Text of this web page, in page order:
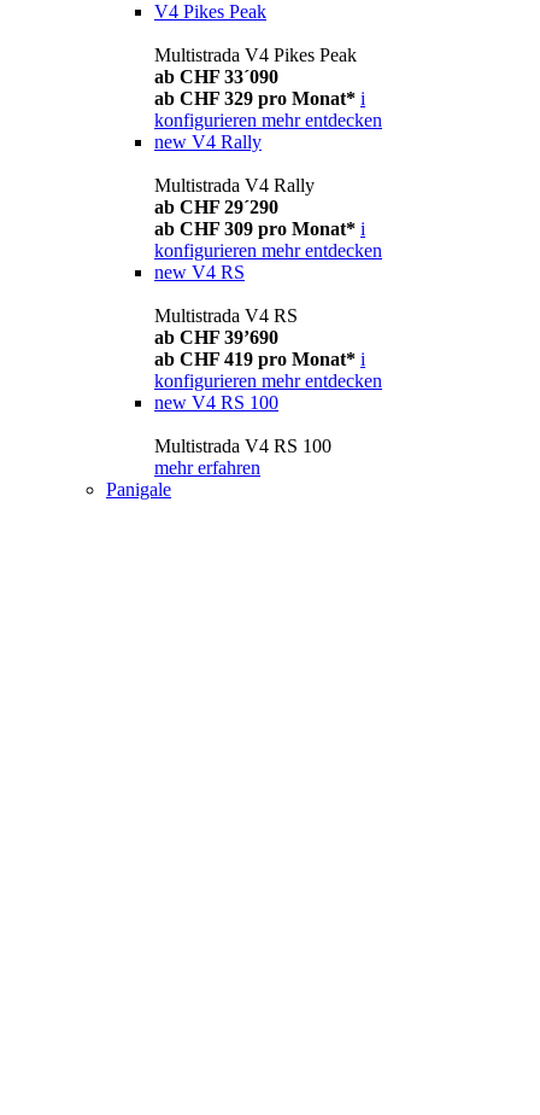
V4 Pikes Peak
Multistrada V4 Pikes Peak
ab CHF 33´090
ab CHF 329 pro Monat* i
konfigurieren mehr entdecken
new V4 Rally
Multistrada V4 Rally
ab CHF 29´290
ab CHF 309 pro Monat* i
konfigurieren mehr entdecken
new V4 RS
Multistrada V4 RS
ab CHF 39’690
ab CHF 419 pro Monat* i
konfigurieren mehr entdecken
new V4 RS 100
Multistrada V4 RS 100
mehr erfahren
Panigale